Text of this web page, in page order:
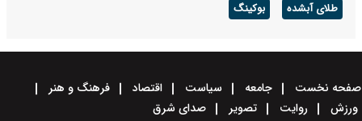
طلای آبشده بوکینگ
صفحه نخست جامعه سیاست اقتصاد
فرهنگ و هنر
ورزش
روایت تصویر صدای شرق